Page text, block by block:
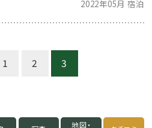
2022年05月 宿泊
1 2 3
地図・